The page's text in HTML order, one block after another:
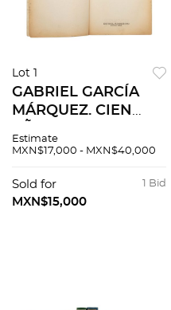
Lot 1
GABRIEL GARCÍA
MÁRQUEZ. CIEN
BUENOS AIRES:
SUDAMERICANA,
1967. Primera
Estimate
MXN$17,000 - MXN$40,000
1 Bid
Sold for
MXN$15,000